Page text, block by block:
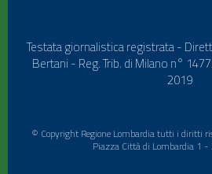
Testata giornalistica registrata -
Bertani - Reg. Trib. di Milano n°
2019
© Copyright Regione Lombardia tutti i diritti
Piazza Città di Lombardia 1